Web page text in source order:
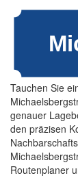
Tauchen Sie
genauer
den präzisen
Routenplaner